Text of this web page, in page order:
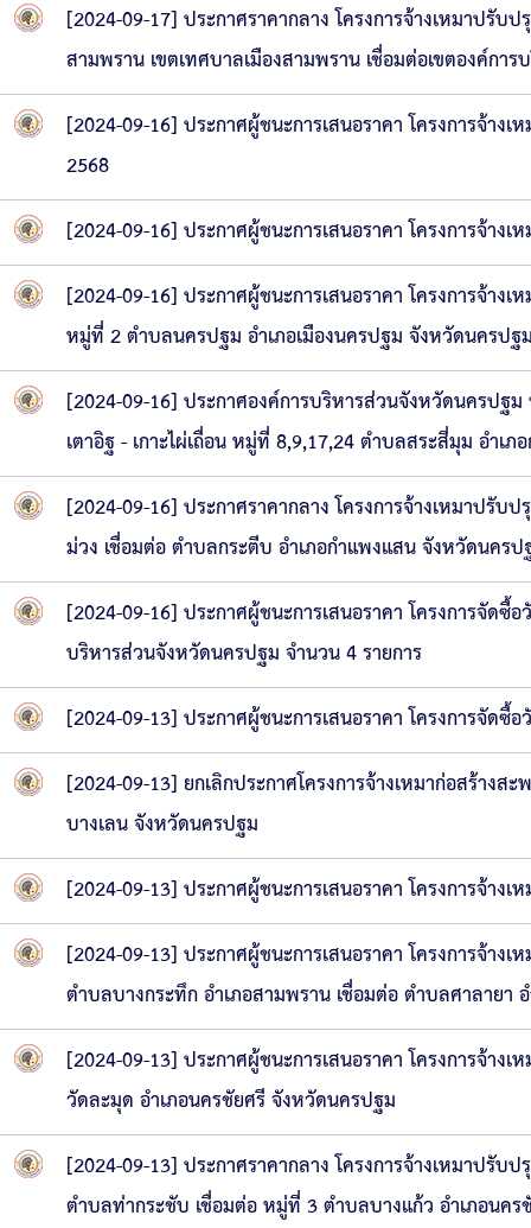
[2024-09-17] ประกาศราคากลาง โครงการจ้างเหมาปรั
สามพราน เขตเทศบาลเมืองสามพราน เชื่อมต่อเขตองค์ก
[2024-09-16] ประกาศผู้ชนะการเสนอราคา โครงการจ้า
2568
[2024-09-16] ประกาศผู้ชนะการเสนอราคา โครงการจ้าง
[2024-09-16] ประกาศผู้ชนะการเสนอราคา โครงการจ้า
หมู่ที่ 2 ตำบลนครปฐม อำเภอเมืองนครปฐม จังหวัดนครปฐ
[2024-09-16] ประกาศองค์การบริหารส่วนจังหวัดนครปฐ
เตาอิฐ - เกาะไผ่เถื่อน หมู่ที่ 8,9,17,24 ตำบลสระสี่มุม อำ
[2024-09-16] ประกาศราคากลาง โครงการจ้างเหมาป
ม่วง เชื่อมต่อ ตำบลกระตีบ อำเภอกำแพงแสน จังหวัดนคร
[2024-09-16] ประกาศผู้ชนะการเสนอราคา โครงการจัด
บริหารส่วนจังหวัดนครปฐม จำนวน 4 รายการ
[2024-09-13] ประกาศผู้ชนะการเสนอราคา โครงการจัดซื้
[2024-09-13] ยกเลิกประกาศโครงการจ้างเหมาก่อสร้า
บางเลน จังหวัดนครปฐม
[2024-09-13] ประกาศผู้ชนะการเสนอราคา โครงการจ้าง
[2024-09-13] ประกาศผู้ชนะการเสนอราคา โครงการจ้า
ตำบลบางกระทึก อำเภอสามพราน เชื่อมต่อ ตำบลศาลาย
[2024-09-13] ประกาศผู้ชนะการเสนอราคา โครงการจ้า
วัดละมุด อำเภอนครชัยศรี จังหวัดนครปฐม
[2024-09-13] ประกาศราคากลาง โครงการจ้างเหมาป
ตำบลท่ากระชับ เชื่อมต่อ หมู่ที่ 3 ตำบลบางแก้ว อำเภอนค